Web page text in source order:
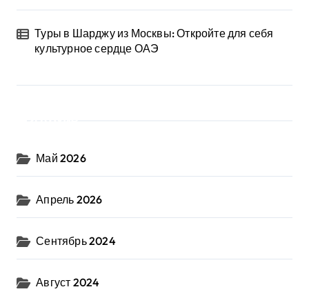
Туры в Шарджу из Москвы: Откройте для себя
культурное сердце ОАЭ
Май 2026
Апрель 2026
Сентябрь 2024
Август 2024